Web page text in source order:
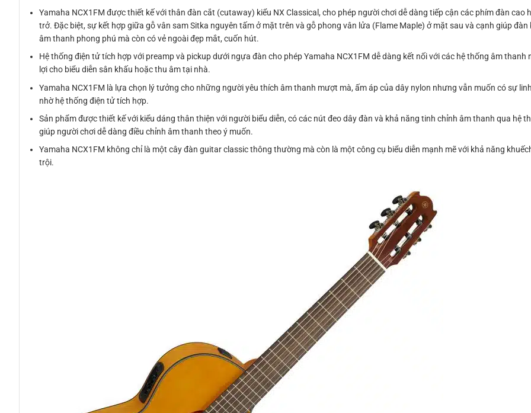
Yamaha NCX1FM được thiết kế với thân đàn cắt (cutaway) kiểu NX Classical, cho phép người chơi dễ dàng tiếp cận các phím đàn cao
trở. Đặc biệt, sự kết hợp giữa gỗ vân sam Sitka nguyên tấm ở mặt trên và gỗ phong vân lửa (Flame Maple) ở mặt sau và cạnh giúp
âm thanh phong phú mà còn có vẻ ngoài đẹp mắt, cuốn hút.
Hệ thống điện tử tích hợp với preamp và pickup dưới ngựa đàn cho phép Yamaha NCX1FM dễ dàng kết nối với các hệ thống âm thanh
lợi cho biểu diễn sân khấu hoặc thu âm tại nhà.
Yamaha NCX1FM là lựa chọn lý tưởng cho những người yêu thích âm thanh mượt mà, ấm áp của dây nylon nhưng vẫn muốn có sự
nhờ hệ thống điện tử tích hợp.
Sản phẩm được thiết kế với kiểu dáng thân thiện với người biểu diễn, có các nút đeo dây đàn và khả năng tinh chỉnh âm thanh qua hệ
giúp người chơi dễ dàng điều chỉnh âm thanh theo ý muốn.
Yamaha NCX1FM không chỉ là một cây đàn guitar classic thông thường mà còn là một công cụ biểu diễn mạnh mẽ với khả năng
trội.